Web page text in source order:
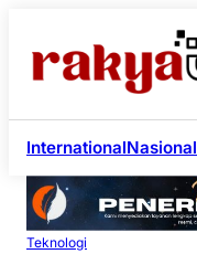
InternationalNasional
Teknologi